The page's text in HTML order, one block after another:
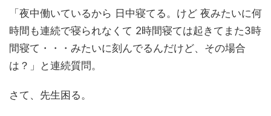
「夜中働いているから 日中寝てる。けど 夜みたいに何
時間も連続で寝られなくて 2時間寝ては起きてまた3時
間寝て・・・みたいに刻んでるんだけど、その場合
は？」と連続質問。
さて、先生困る。